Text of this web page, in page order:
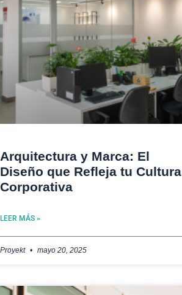
Arquitectura y Marca: El
Diseño que Refleja tu Cultura
Corporativa
LEER MÁS »
Proyekt mayo 20, 2025